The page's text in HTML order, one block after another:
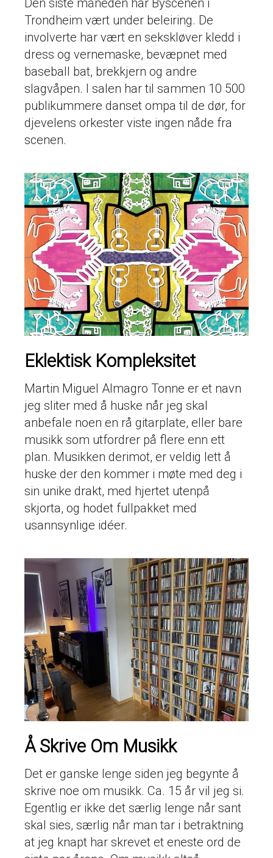
Den siste måneden har Byscenen i
Trondheim vært under beleiring. De
involverte har vært en sekskløver kledd i
dress og vernemaske, bevæpnet med
baseball bat, brekkjern og andre
slagvåpen. I salen har til sammen 10 500
publikummere danset ompa til de dør, for
djevelens orkester viste ingen nåde fra
scenen.
Eklektisk Kompleksitet
Martin Miguel Almagro Tonne er et navn
jeg sliter med å huske når jeg skal
anbefale noen en rå gitarplate, eller bare
musikk som utfordrer på flere enn ett
plan. Musikken derimot, er veldig lett å
huske der den kommer i møte med deg i
sin unike drakt, med hjertet utenpå
skjorta, og hodet fullpakket med
usannsynlige idéer.
Å Skrive Om Musikk
Det er ganske lenge siden jeg begynte å
skrive noe om musikk. Ca. 15 år vil jeg si.
Egentlig er ikke det særlig lenge når sant
skal sies, særlig når man tar i betraktning
at jeg knapt har skrevet et eneste ord de